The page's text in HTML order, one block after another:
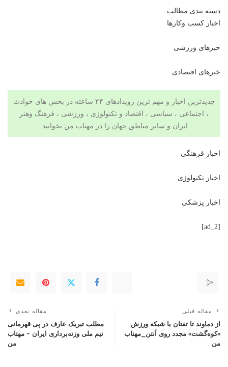
دسته بندی مطالب
اخبار کسب وکارها
خبرهای ورزشی
خبرهای اقتصادی
جدیدترین اخبار و مهم ترین رویدادهای ۲۴ ساعته در بخش های حوادث
، اجتماعی ، سیاسی ، اقتصاد و تکنولوژی ، ورزشی ، فرهنگ وهنر
ایران و سایر مناطق جهان را در مهتاب من بخوانید.
اخبار فرهنگی
اخبار تکنولوژی
اخبار پزشکی
[ad_2]
مقاله قبلی
از دماوند تا تفتان با شبکه ورزش:
«کوه‌گشت» مجدد روی آنتن_مهتاب
من
مقاله بعدی
مطلب تبریک عارف در پی قهرمانی
تیم ملی وزنه‌برداری ایران – مهتاب
من